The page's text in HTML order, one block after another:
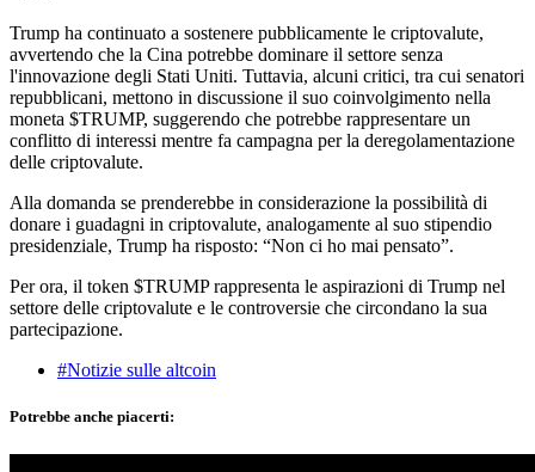
Trump ha continuato a sostenere pubblicamente le criptovalute,
avvertendo che la Cina potrebbe dominare il settore senza
l'innovazione degli Stati Uniti. Tuttavia, alcuni critici, tra cui senatori
repubblicani, mettono in discussione il suo coinvolgimento nella
moneta $TRUMP, suggerendo che potrebbe rappresentare un
conflitto di interessi mentre fa campagna per la deregolamentazione
delle criptovalute.
Alla domanda se prenderebbe in considerazione la possibilità di
donare i guadagni in criptovalute, analogamente al suo stipendio
presidenziale, Trump ha risposto: “Non ci ho mai pensato”.
Per ora, il token $TRUMP rappresenta le aspirazioni di Trump nel
settore delle criptovalute e le controversie che circondano la sua
partecipazione.
#Notizie sulle altcoin
Potrebbe anche piacerti: